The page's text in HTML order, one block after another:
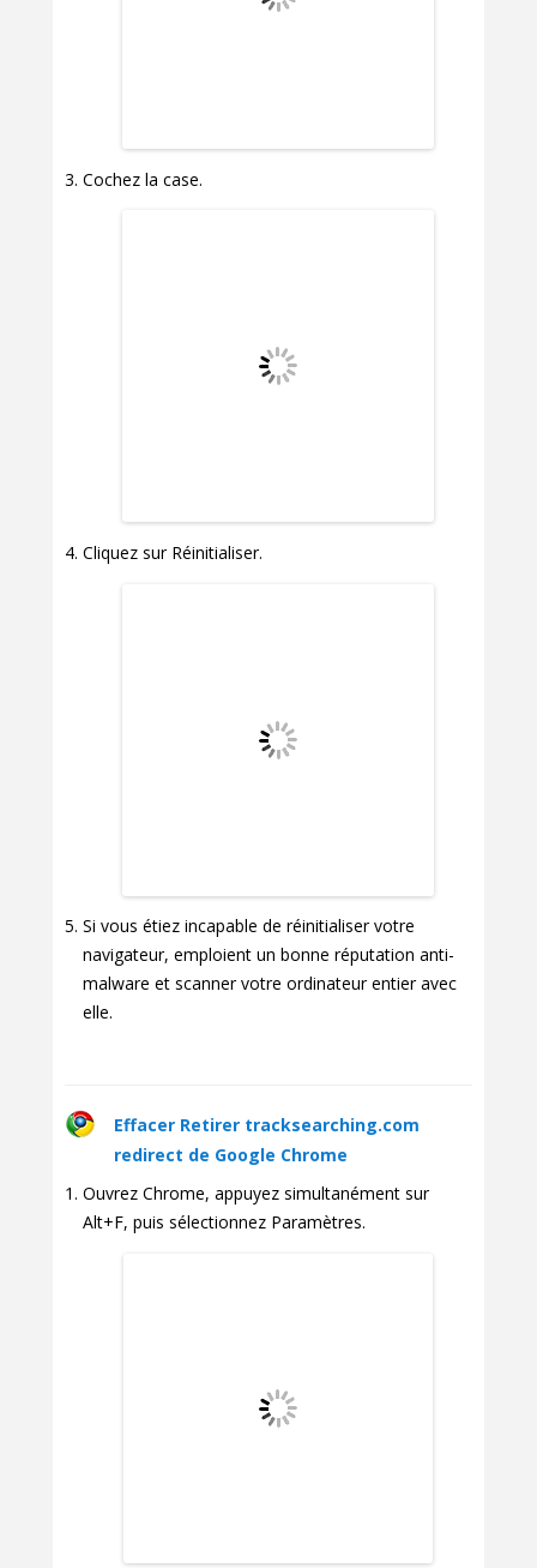
Cochez la case.
Cliquez sur Réinitialiser.
Si vous étiez incapable de réinitialiser votre
navigateur, emploient un bonne réputation anti-
malware et scanner votre ordinateur entier avec
elle.
Effacer Retirer tracksearching.com
redirect de Google Chrome
Ouvrez Chrome, appuyez simultanément sur
Alt+F, puis sélectionnez Paramètres.